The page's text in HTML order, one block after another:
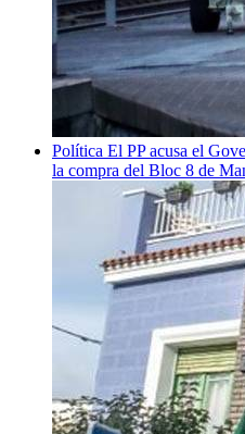
Política El PP acusa el
la compra del Bloc 8 de